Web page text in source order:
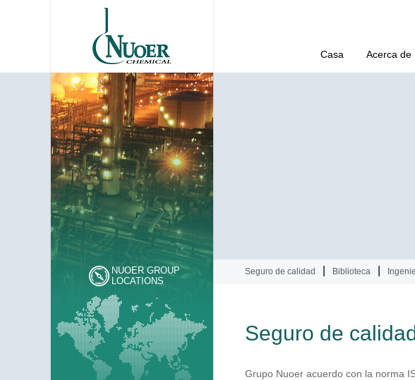
Casa Acerca de
Seguro de calidad Biblioteca
NUOER GROUP
LOCATIONS
Seguro de
Grupo Nuoer acuerdo con la norma